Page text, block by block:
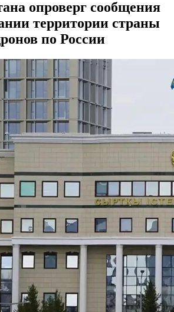
опроверг сообщения
территории страны
по России